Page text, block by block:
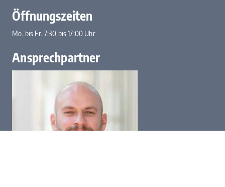
Öffnungszeiten
Mo. bis Fr. 7:30 bis 17:00 Uhr
Ansprechpartner